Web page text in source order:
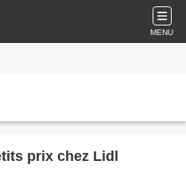
MENU
prix chez Lidl